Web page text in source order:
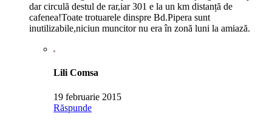
dar circulă destul de rar,iar 301 e la un km distanță de
cafenea!Toate trotuarele dinspre Bd.Pipera sunt
inutilizabile,niciun muncitor nu era în zonă luni la amiază.
Lili Comsa
19 februarie 2015
Răspunde